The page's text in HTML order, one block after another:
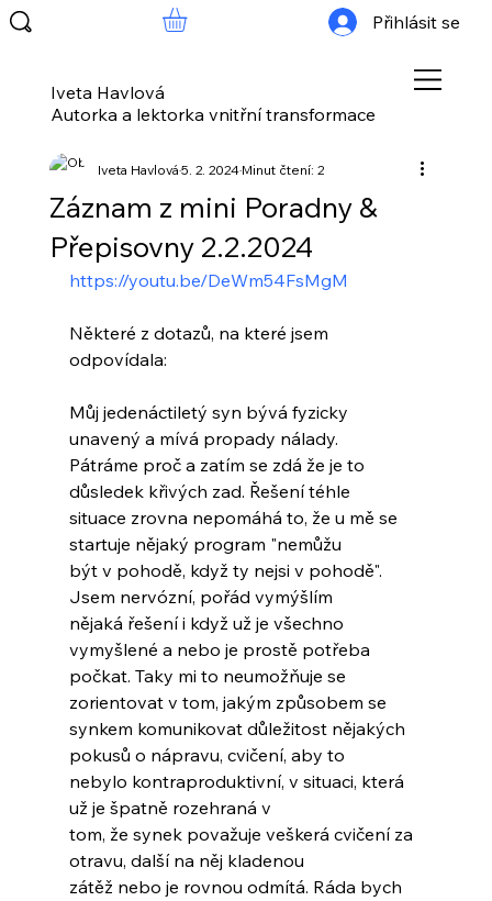
Iveta Havlová
Autorka a lektorka vnitřní transformace
Přihlásit se
Záznam z mini Poradny &
Přepisovny 2.2.2024
Iveta Havlová5. 2. 2024Minut čtení: 2
https://youtu.be/DeWm54FsMgM
Některé z dotazů, na které jsem
odpovídala:
Můj jedenáctiletý syn bývá fyzicky
unavený a mívá propady nálady.
Pátráme proč a zatím se zdá že je to
důsledek křivých zad. Řešení téhle
situace zrovna nepomáhá to, že u mě se
startuje nějaký program "nemůžu
být v pohodě, když ty nejsi v pohodě".
Jsem nervózní, pořád vymýšlím
nějaká řešení i když už je všechno
vymyšlené a nebo je prostě potřeba
počkat. Taky mi to neumožňuje se
zorientovat v tom, jakým způsobem se
synkem komunikovat důležitost nějakých
pokusů o nápravu, cvičení, aby to
nebylo kontraproduktivní, v situaci, která
už je špatně rozehraná v
tom, že synek považuje veškerá cvičení za
otravu, další na něj kladenou
zátěž nebo je rovnou odmítá. Ráda bych